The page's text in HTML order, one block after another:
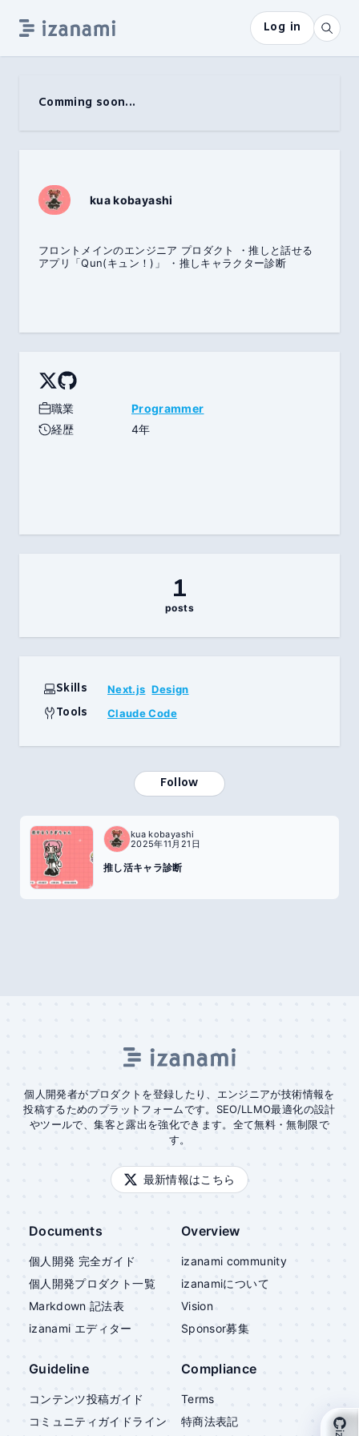
Log in
Comming soon...
kua kobayashi
フロントメインのエンジニア プロダクト ・推しと話せる
アプリ「Qun(キュン！)」 ・推しキャラクター診断
職業
Programmer
経歴
4年
1
posts
Skills Next.js Design
Tools Claude Code
Follow
kua kobayashi
2025年11月21日
推し活キャラ診断
個人開発者がプロダクトを登録したり、エンジニアが技術情報を
投稿するためのプラットフォームです。SEO/LLMO最適化の設計
やツールで、集客と露出を強化できます。全て無料・無制限で
す。
最新情報はこちら
Documents
個人開発 完全ガイド
個人開発プロダクト一覧
Markdown 記法表
izanami エディター
Overview
izanami community
izanamiについて
Vision
Sponsor募集
Guideline
コンテンツ投稿ガイド
コミュニティガイドライン
Compliance
Terms
特商法表記